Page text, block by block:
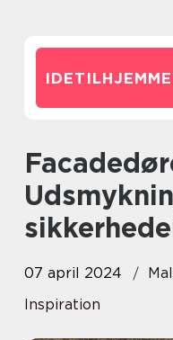
Facadedøre:
07 april 2024
Inspiration